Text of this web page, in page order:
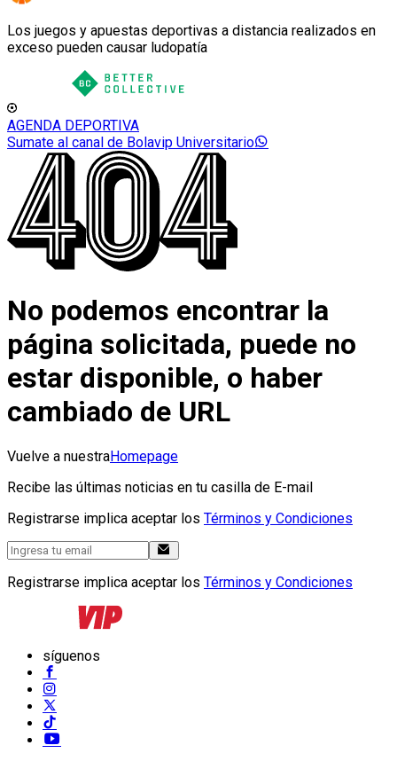
Los juegos y apuestas deportivas a distancia realizados en
exceso pueden causar ludopatía
AGENDA DEPORTIVA
Sumate al canal de Bolavip Universitario
No podemos encontrar la
página solicitada, puede no
estar disponible, o haber
cambiado de URL
Vuelve a nuestraHomepage
Recibe las últimas noticias en tu casilla de E-mail
Registrarse implica aceptar los Términos y Condiciones
Registrarse implica aceptar los Términos y Condiciones
síguenos